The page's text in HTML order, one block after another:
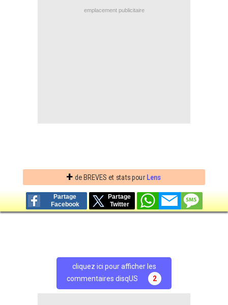
emplacement publicitaire
+ de BREVES et stats pour Lens
Partage
Facebook
Partage
Twitter
cliquez ici pour afficher les
commentaires disqUS
2